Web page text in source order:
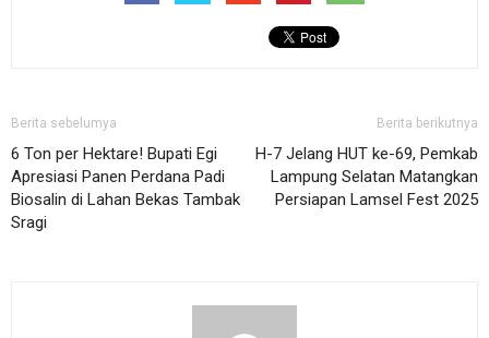
Berita sebelumya
6 Ton per Hektare! Bupati Egi
Apresiasi Panen Perdana Padi
Biosalin di Lahan Bekas Tambak
Sragi
Berita berikutnya
H-7 Jelang HUT ke-69, Pemkab
Lampung Selatan Matangkan
Persiapan Lamsel Fest 2025